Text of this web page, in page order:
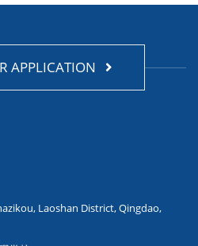
APPLICATION
Laoshan District, Qingdao,